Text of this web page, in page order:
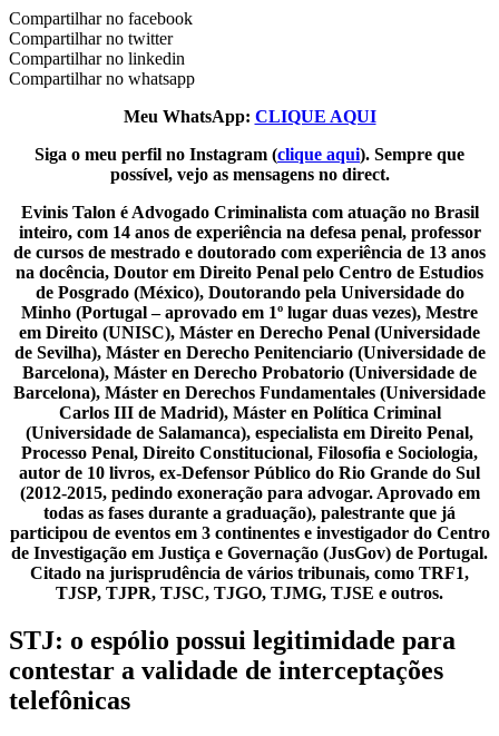
Compartilhar no facebook
Compartilhar no twitter
Compartilhar no linkedin
Compartilhar no whatsapp
Meu WhatsApp: CLIQUE AQUI
Siga o meu perfil no Instagram (clique aqui). Sempre que
possível, vejo as mensagens no direct.
Evinis Talon é Advogado Criminalista com atuação no Brasil
inteiro, com 14 anos de experiência na defesa penal, professor
de cursos de mestrado e doutorado com experiência de 13 anos
na docência, Doutor em Direito Penal pelo Centro de Estudios
de Posgrado (México), Doutorando pela Universidade do
Minho (Portugal – aprovado em 1º lugar duas vezes), Mestre
em Direito (UNISC), Máster en Derecho Penal (Universidade
de Sevilha), Máster en Derecho Penitenciario (Universidade de
Barcelona), Máster en Derecho Probatorio (Universidade de
Barcelona), Máster en Derechos Fundamentales (Universidade
Carlos III de Madrid), Máster en Política Criminal
(Universidade de Salamanca), especialista em Direito Penal,
Processo Penal, Direito Constitucional, Filosofia e Sociologia,
autor de 10 livros, ex-Defensor Público do Rio Grande do Sul
(2012-2015, pedindo exoneração para advogar. Aprovado em
todas as fases durante a graduação), palestrante que já
participou de eventos em 3 continentes e investigador do Centro
de Investigação em Justiça e Governação (JusGov) de Portugal.
Citado na jurisprudência de vários tribunais, como TRF1,
TJSP, TJPR, TJSC, TJGO, TJMG, TJSE e outros.
STJ: o espólio possui legitimidade para
contestar a validade de interceptações
telefônicas